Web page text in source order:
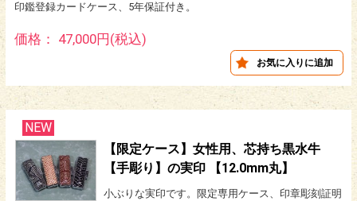
印鑑登録カードケース、5年保証付き。
価格： 47,000円(税込)
NEW
【限定ケース】女性用、芯持ち黒水牛
【手彫り】の実印 【12.0mm丸】
小ぶりな実印です。限定専用ケース、印章彫刻証明